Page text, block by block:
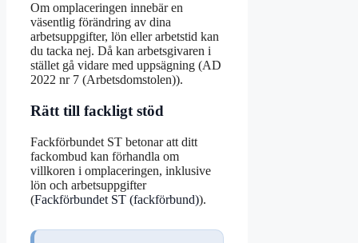
Om omplaceringen innebär en
väsentlig förändring av dina
arbetsuppgifter, lön eller arbetstid kan
du tacka nej. Då kan arbetsgivaren i
stället gå vidare med uppsägning (AD
2022 nr 7 (Arbetsdomstolen)).
Rätt till fackligt stöd
Fackförbundet ST betonar att ditt
fackombud kan förhandla om
villkoren i omplaceringen, inklusive
lön och arbetsuppgifter
(Fackförbundet ST (fackförbund)).